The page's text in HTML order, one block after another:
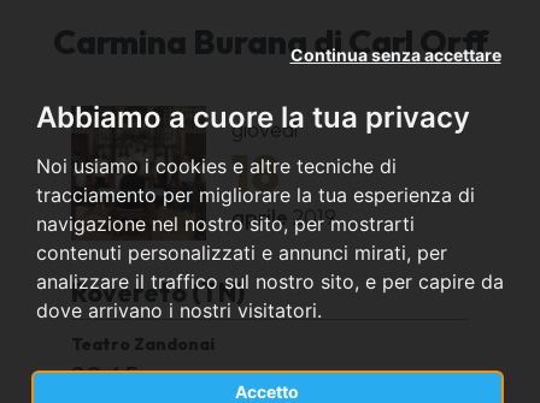
Abbiamo a cuore la tua privacy
Noi usiamo i cookies e altre tecniche di
tracciamento per migliorare la tua esperienza di
navigazione nel nostro sito, per mostrarti
contenuti personalizzati e annunci mirati, per
analizzare il traffico sul nostro sito, e per capire da
dove arrivano i nostri visitatori.
Accetto
Continua senza accettare
Carmina Burana di Carl Orff
giovedì
18
aprile 2019
Rovereto (TN)
Teatro Zandonai
20:45